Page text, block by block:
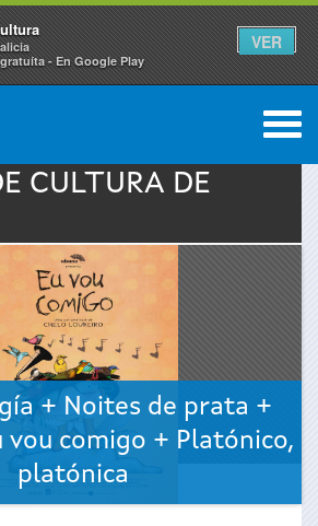
- En Google Play
VER
0
CULTURA DE
+ Noites de prata +
vou comigo + Platónico,
platónica